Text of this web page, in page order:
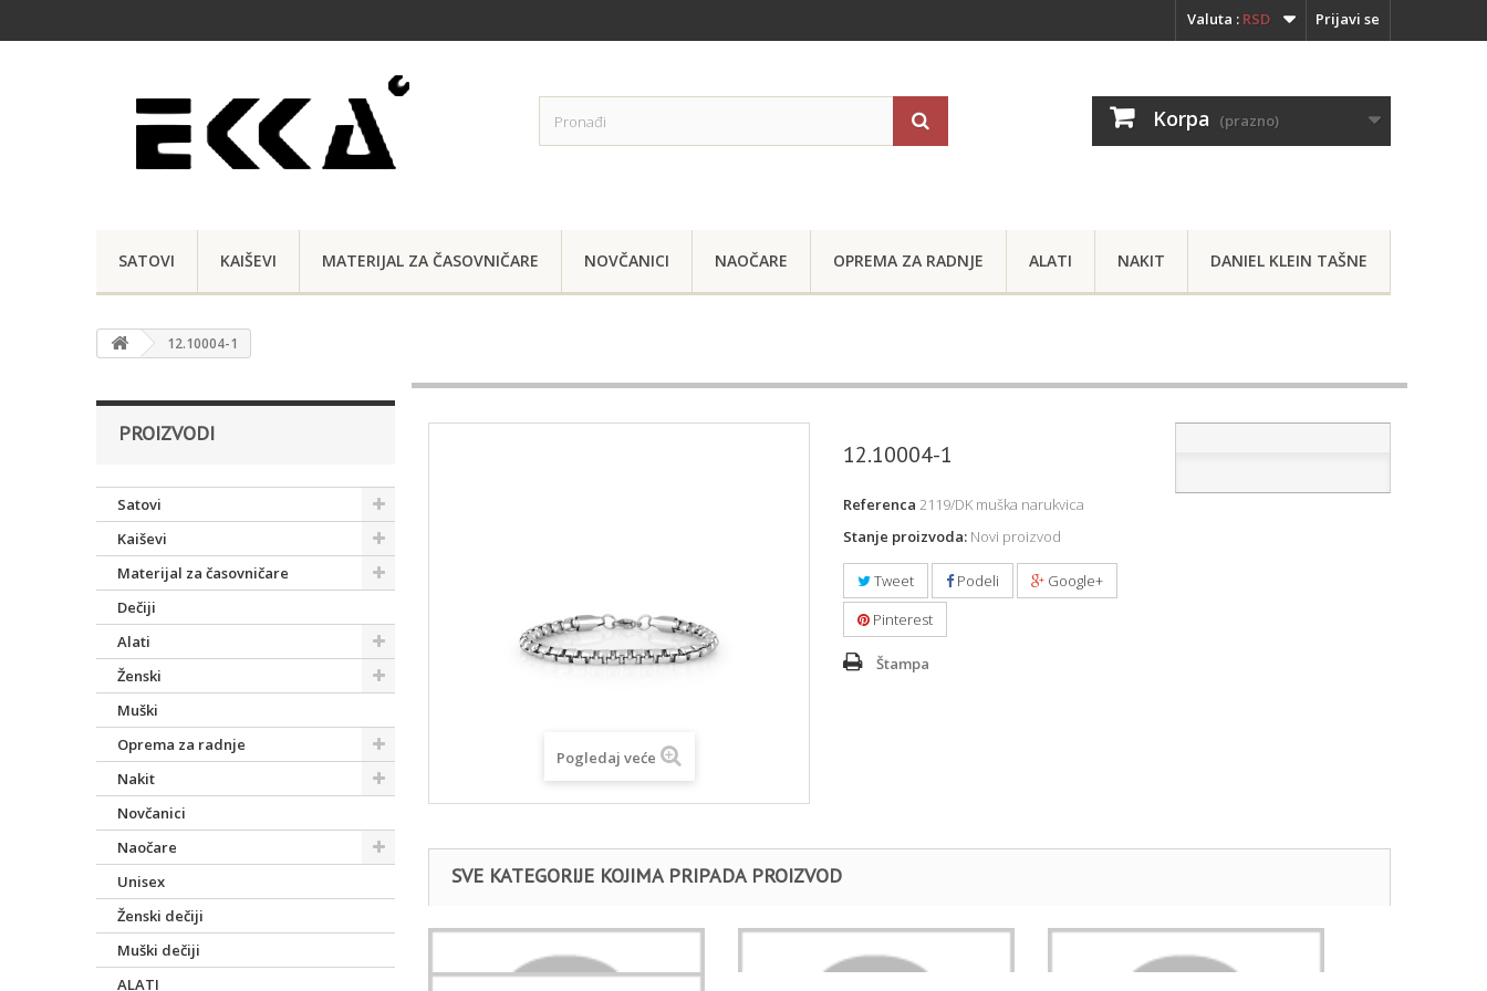
Prijavi se
Valuta : RSD
Korpa (prazno)
SATOVI KAIŠEVI MATERIJAL ZA ČASOVNIČARE NOVČANICI NAOČARE OPREMA ZA RADNJE ALATI NAKIT DANIEL KLEIN TAŠNE
12.10004-1
PROIZVODI
Satovi
Kaiševi
Materijal za časovničare
Dečiji
Alati
Ženski
Muški
Oprema za radnje
Nakit
Novčanici
Naočare
Unisex
Ženski dečiji
Muški dečiji
ALATI
Pogledaj veće
12.10004-1
Referenca 2119/DK muška narukvica
Stanje proizvoda: Novi proizvod
Tweet Podeli
Google+
Pinterest
Štampa
SVE KATEGORIJE KOJIMA PRIPADA PROIZVOD